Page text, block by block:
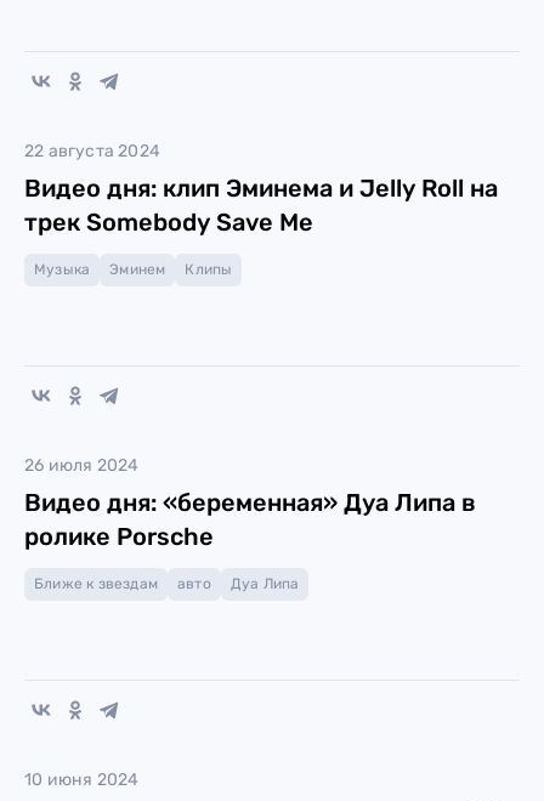
22 августа 2024
Видео дня: клип Эминема и Jelly Roll на
трек Somebody Save Me
Музыка Эминем Клипы
26 июля 2024
Видео дня: «беременная» Дуа Липа в
ролике Porsche
Ближе к звездам авто Дуа Липа
10 июня 2024